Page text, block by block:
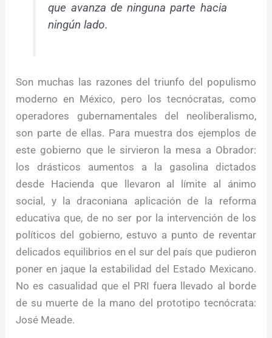
que avanza de ninguna parte hacia
ningún lado.
Son muchas las razones del triunfo del populismo
moderno en México, pero los tecnócratas, como
operadores gubernamentales del neoliberalismo,
son parte de ellas. Para muestra dos ejemplos de
este gobierno que le sirvieron la mesa a Obrador:
los drásticos aumentos a la gasolina dictados
desde Hacienda que llevaron al límite al ánimo
social, y la draconiana aplicación de la reforma
educativa que, de no ser por la intervención de los
políticos del gobierno, estuvo a punto de reventar
delicados equilibrios en el sur del país que pudieron
poner en jaque la estabilidad del Estado Mexicano.
No es casualidad que el PRI fuera llevado al borde
de su muerte de la mano del prototipo tecnócrata:
José Meade.